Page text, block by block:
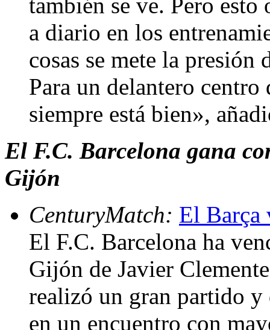
a diario en los
cosas se mete la presión
Para un delantero
siempre está bien»,
El F.C. Barcelona gana
Gijón
CenturyMatch: El Barça
El F.C. Barcelona ha
Gijón de Javier
realizó un gran partido
en un encuentro con